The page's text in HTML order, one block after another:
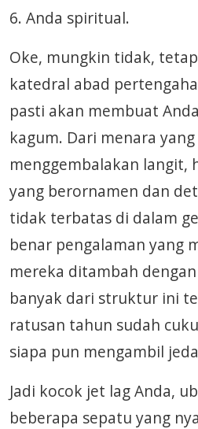
6. Anda spiritual.
Oke, mungkin tidak,
katedral abad
pasti akan membuat
kagum. Dari menara
menggembalakan langit,
yang berornamen dan
tidak terbatas di dalam
benar pengalaman yang
mereka ditambah
banyak dari struktur ini
ratusan tahun sudah
siapa pun mengambil
Jadi kocok jet lag Anda,
beberapa sepatu yang